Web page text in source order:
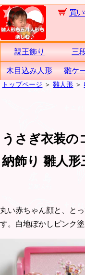
親王飾り 三
木目込み人形 雛ケ
トップページ ＞雛人形 ＞
うさぎ衣装の
納飾り 雛人形
丸い赤ちゃん顔と、と
す。白地ぼかしピンク